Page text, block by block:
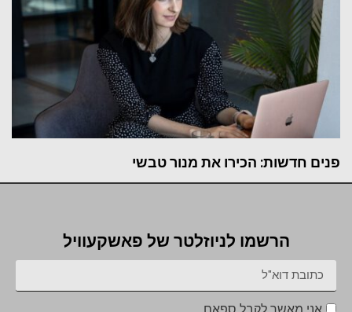
פנים חדשות: הכירו את מנור טבשי
הרשמו לניוזלטר של פאשקעוויל
אני מאשר לקבל ספאם